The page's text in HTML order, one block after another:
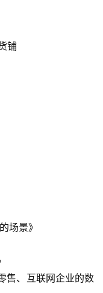
铺
场景》
售、互联网企业的数